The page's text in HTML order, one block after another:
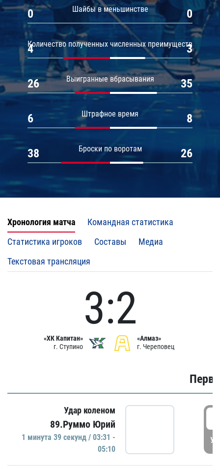
Шайбы в меньшинстве
0 0
Количество полученных численных преимуществ
4 3
Выигранные вбрасывания
26 35
Штрафное время
6 8
Броски по воротам
38 26
Хронология матча
Командная статистика
Статистика игроков
Составы
Медиа
Текстовая трансляция
«ХК Капитан»
г. Ступино
3:2
«Алмаз»
г. Череповец
Удар коленом
89.Руммо Юрий
1 минутa 39 секунд / 03:31 -
05:10